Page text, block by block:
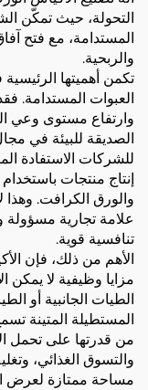
التحولة، حيث تمكّن
المستدامة، مع فتح
والربحية.
تكمن أهميتها
العبوات المستدامة.
وارتفاع مستوى وعي
الصديقة للبيئة في
للشركات الاستفادة
إنتاج منتجات
والورق الكرافت.
علامة تجارية مسؤولة
تنافسية قوية.
الأهم من ذلك، فإن
مزايا وظيفية لا
الطيات الجانبية أو
المستطيلة المتينة
من قدرتها على تحمل
والتسوق الغذائي،
مساحة ممتازة لعرض